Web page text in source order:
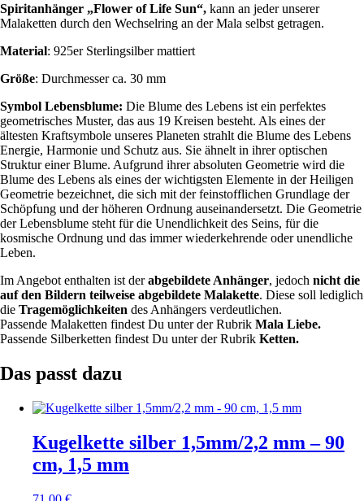
Spiritanhänger „Flower of Life Sun“, kann an jeder unserer
Malaketten durch den Wechselring an der Mala selbst getragen.
Material: 925er Sterlingsilber mattiert
Größe: Durchmesser ca. 30 mm
Symbol Lebensblume: Die Blume des Lebens ist ein perfektes
geometrisches Muster, das aus 19 Kreisen besteht. Als eines der
ältesten Kraftsymbole unseres Planeten strahlt die Blume des Lebens
Energie, Harmonie und Schutz aus. Sie ähnelt in ihrer optischen
Struktur einer Blume. Aufgrund ihrer absoluten Geometrie wird die
Blume des Lebens als eines der wichtigsten Elemente in der Heiligen
Geometrie bezeichnet, die sich mit der feinstofflichen Grundlage der
Schöpfung und der höheren Ordnung auseinandersetzt. Die Geometrie
der Lebensblume steht für die Unendlichkeit des Seins, für die
kosmische Ordnung und das immer wiederkehrende oder unendliche
Leben.
Im Angebot enthalten ist derabgebildete Anhänger, jedoch nicht die
auf den Bildern teilweise abgebildete Malakette. Diese soll lediglich
die Tragemöglichkeiten des Anhängers verdeutlichen.
Passende Malaketten findest Du unter der Rubrik Mala Liebe.
Passende Silberketten findest Du unter der Rubrik Ketten.
Das passt dazu
Kugelkette silber 1,5mm/2,2 mm – 90
cm, 1,5 mm